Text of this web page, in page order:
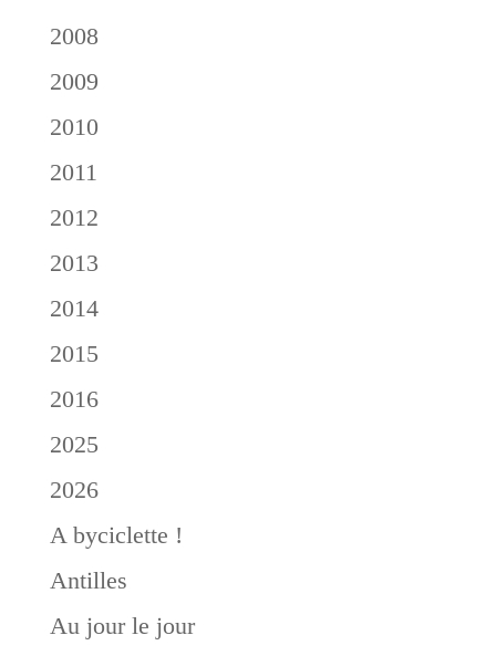
2008
2009
2010
2011
2012
2013
2014
2015
2016
2025
2026
A byciclette !
Antilles
Au jour le jour